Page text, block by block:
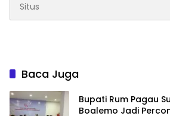
Baca Juga
Bupati Rum Pagau
Boalemo Jadi